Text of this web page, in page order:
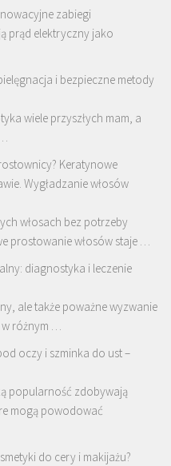
zabiegi
prąd elektryczny jako
i bezpieczne metody
wiele przyszłych mam, a
Keratynowe
Wygładzanie włosów
włosach bez potrzeby
prostowanie włosów staje …
diagnostyka i leczenie
ale także poważne wyzwanie
różnym …
oczy i szminka do ust –
popularność zdobywają
mogą powodować
do cery i makijażu?